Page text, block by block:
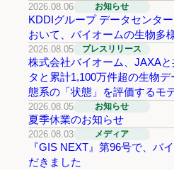
2026.08.06 お知らせ
KDDIグループ データセンタ
おいて、バイオームの生物多
2026.08.05 プレスリリース
株式会社バイオーム、JAXA
タと累計1,100万件超の生物
態系の「状態」を評価するモ
2026.08.05 お知らせ
夏季休業のお知らせ
2026.08.03 メディア
『GIS NEXT』第96号で、バ
だきました